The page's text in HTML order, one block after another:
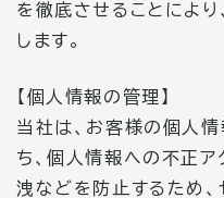
を徹底させることによ
します。
【個人情報の管理】
当社は、お客様の個人
ち、個人情報への不正ア
洩などを防止するため、